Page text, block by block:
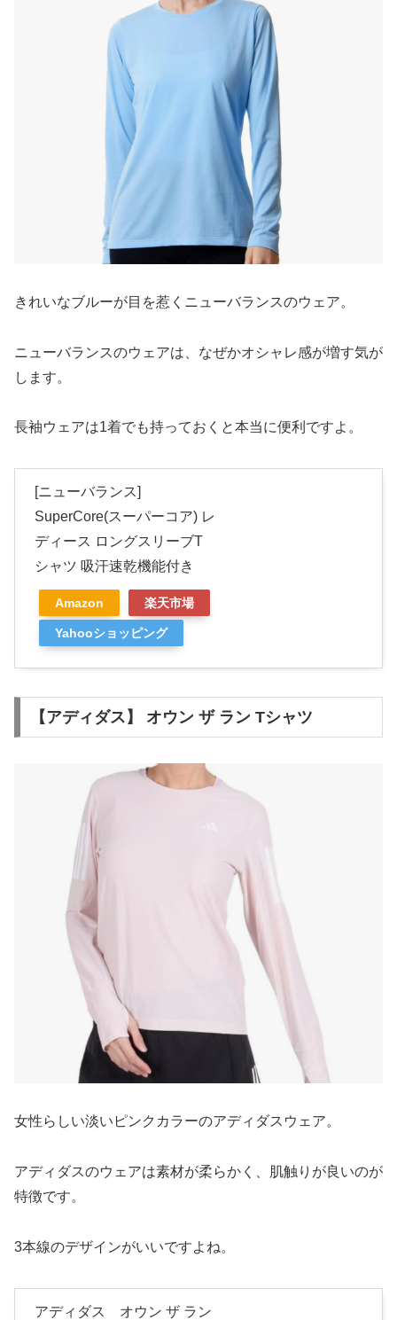
きれいなブルーが目を惹くニューバランスのウェア。
ニューバランスのウェアは、なぜかオシャレ感が増す気が
します。
長袖ウェアは1着でも持っておくと本当に便利ですよ。
[ニューバランス]
SuperCore(スーパーコア) レ
ディース ロングスリーブT
シャツ 吸汗速乾機能付き
Amazon 楽天市場
Yahooショッピング
【アディダス】 オウン ザ ラン Tシャツ
女性らしい淡いピンクカラーのアディダスウェア。
アディダスのウェアは素材が柔らかく、肌触りが良いのが
特徴です。
3本線のデザインがいいですよね。
アディダス オウン ザ ラン